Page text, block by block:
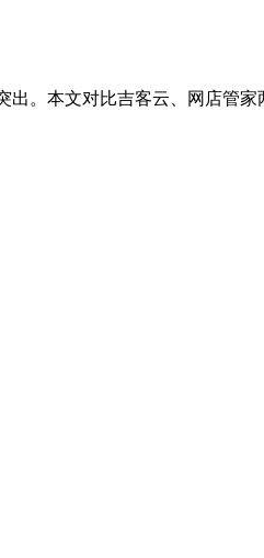
。本文对比吉客云、网店管